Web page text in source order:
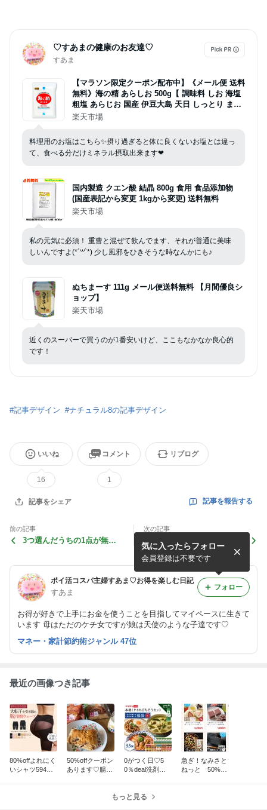
♡すあまの健康のお友達♡
すあま
【マラソン限定クーポン配布中】《メール便 送料
無料》海の精 あらしお 500g【 調味料 しお 海塩
粗塩 あらじお 国産 伊豆大島 天日 しっとり まろ
やか 旨味 甘み ミネラル豊富 おにぎり 漬物 汁物
楽天市場
料理用のお塩はこちら✨摂り過ぎると体に良くないお塩とは違っ
て、食べる分だけミネラル摂取出来ます❤
国内製造 クエン酸 結晶 800g 食用 食品添加物
(国産表記から変更 1kgから変更) 送料無料
楽天市場
私の元気に必須！ 重曹と混ぜて飲んでます、それが普通に美味
しいんですよ(*´꒳`*) 少し風邪をひきそうな時なんかにも♪
ぬちまーす 111g メール便送料無料 【月間優良シ
ョップ】
楽天市場
近くのスーパーで買うのが1番安いけど、ここもなかなか良心的
です！
#記事デザイン #ナチュラル8の記事デザイン
いいね
16
コメント
1
リブログ
記事をシェア 記事を報告する
前の記事
3つ選んだうちの1点が無料
次の記事
訳ありかくし玉1000円ぽっ
きり♡韓国ご飯半額クーポン
出てます✨️
ポイ活コスパ主婦すあま♡お得を楽しむ日記
すあま
お得が好きで上手にお金を使うことを目指してマイペースに生きて
います 母はただのケチ女ですが娘は天使のような子達です♡
気に入ったらフォロー
会員登録は不要です
フォロー
マネー・家計節約術ジャンル 47位
最近の画像つき記事
80%offよれにく
いシャツ594円
50%offクーポン
あります♡腸活
0がつく日♡5
0％deal洗剤や
ぜりーあ
急ぎ！なみさと
ねっと 50%off
もっと見る